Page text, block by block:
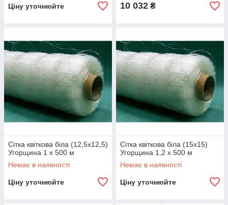
Ціну уточнюйте 10 032 ₴
Сітка квіткова біла (12,5х12,5)
Угорщина 1 х 500 м
Немає в наявності
Ціну уточнюйте
Сітка квіткова біла (15х15)
Угорщина 1,2 х 500 м
Немає в наявності
Ціну уточнюйте